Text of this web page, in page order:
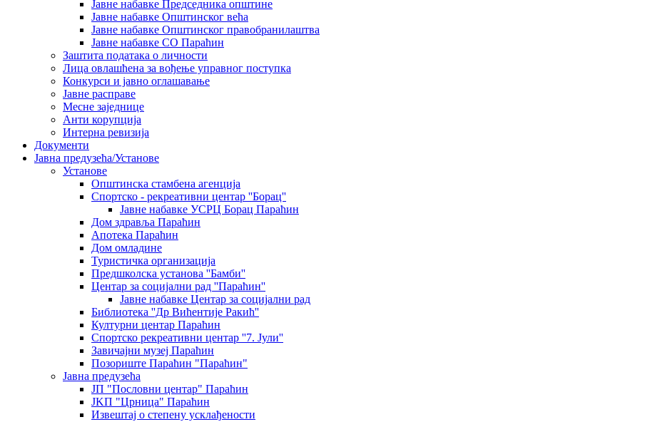
Јавне набавке Председника општине
Јавне набавке Општинског већа
Јавне набавке Општинског правобранилаштва
Јавне набавке СО Параћин
Заштита података о личности
Лица овлашћена за вођење управног поступка
Конкурси и јавно оглашавање
Јавне расправе
Месне заједнице
Анти корупција
Интерна ревизија
Документи
Јавна предузећа/Установе
Установе
Општинскa стамбенa агенцијa
Спортско - рекреативни центар ''Борац''
Јавне набавке УСРЦ Борац Параћин
Дом здравља Параћин
Апотека Параћин
Дом омладине
Туристичка организација
Предшколска установа ''Бамби''
Центар за социјални рад ''Параћин''
Јавне набавке Центар за социјални рад
Библиотека ''Др Вићентије Ракић''
Културни центар Параћин
Спортско рекреативни центар ''7. Јули''
Завичајни музеј Параћин
Позориште Параћин "Параћин"
Јавна предузећа
ЈП "Пословни центар" Параћин
ЈKП "Црница" Параћин
Извештај о степену усклађености